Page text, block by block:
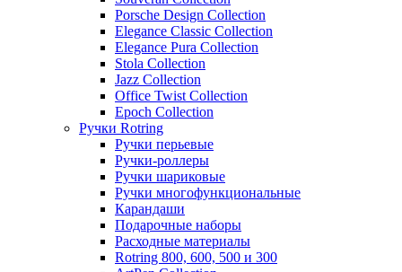
Porsche Design Collection
Elegance Classic Collection
Elegance Pura Collection
Stola Collection
Jazz Collection
Office Twist Collection
Epoch Collection
Ручки Rotring
Ручки перьевые
Ручки-роллеры
Ручки шариковые
Ручки многофункциональные
Карандаши
Подарочные наборы
Расходные материалы
Rotring 800, 600, 500 и 300